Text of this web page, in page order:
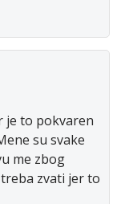
je to pokvaren
su svake
me zbog
zvati jer to